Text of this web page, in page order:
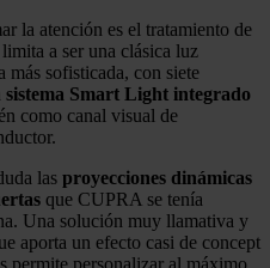
la atención es el tratamiento de
a ser una clásica luz
más sofisticada, con siete
sistema Smart Light integrado
como canal visual de
las proyecciones dinámicas
que CUPRA se tenía
Una solución muy llamativa y
aporta un efecto casi de concept
permite personalizar al máximo